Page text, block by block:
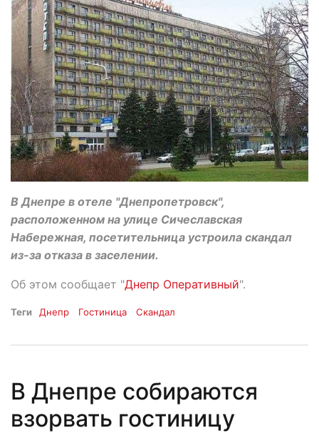
В Днепре в отеле "Днепропетровск",
расположенном на улице Сичеславская
Набережная, посетительница устроила скандал
из-за отказа в заселении.
Об этом сообщает "Днепр Оперативный".
Теги Днепр Гостиница Скандал
В Днепре собираются
взорвать гостиницу